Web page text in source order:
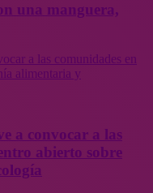
una manguera,
a las comunidades en
alimentaria y
a convocar a las
abierto sobre